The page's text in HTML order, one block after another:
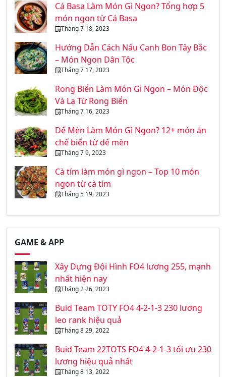
Cá Basa Làm Món Gì Ngon? Tổng hợp 5
món ngon từ Cá Basa
Tháng 7 18, 2023
Hướng Dẫn Cách Nấu Canh Bon Tây Bắc
– Món Ngon Dân Tộc
Tháng 7 17, 2023
Rong Biển Làm Món Gì Ngon – Món Độc
Và Lạ Từ Rong Biển
Tháng 7 16, 2023
Dế Mèn Làm Món Gì Ngon? 12+ món ăn
chế biến từ dế mèn
Tháng 7 9, 2023
Cà tím làm món gì ngon – Top 10 món
ngon từ cà tím
Tháng 5 19, 2023
GAME & APP
Xây Dựng Đội Hình FO4 lương 255, mạnh
nhất hiện nay
Tháng 2 26, 2023
Buid Team TOTY FO4 4-2-1-3 230 lương
leo rank hiệu quả
Tháng 8 29, 2022
Buid Team 22TOTS FO4 4-2-1-3 tối ưu 230
lương hiệu quả nhất
Tháng 8 13, 2022